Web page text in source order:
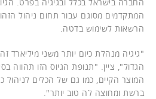
המתקדמים מסוגם עבור תחום ניהול
הרשאות לשימוש בדטה.
"גיגיה מנהלת כיום יותר משני מיליארד
הגדול", ציין. "תנופת הגיוס הזו
המוצר הקיים, כמו גם של הכלים
ברשת ומחוצה לה טוב יותר".